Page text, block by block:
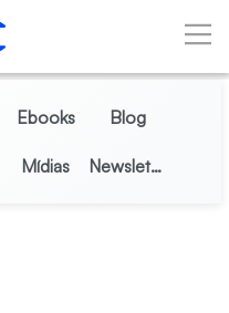
Ebooks Blog
Mídias Newsletter